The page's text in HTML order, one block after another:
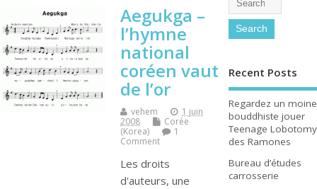
Aegukga –
l’hymne
national
coréen vaut
de l’or
vehem
1 juin
2008
Corée
(Korea)
1
Comment
Les droits
d'auteurs, une
Recent Posts
Regardez un moine
bouddhiste jouer
Teenage Lobotomy
des Ramones
Bureau d’études
carrosserie